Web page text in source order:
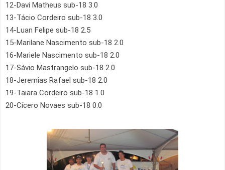
12-Davi Matheus sub-18 3.0
13-Tácio Cordeiro sub-18 3.0
14-Luan Felipe sub-18 2.5
15-Marilane Nascimento sub-18 2.0
16-Mariele Nascimento sub-18 2.0
17-Sávio Mastrangelo sub-18 2.0
18-Jeremias Rafael sub-18 2.0
19-Taiara Cordeiro sub-18 1.0
20-Cícero Novaes sub-18 0.0